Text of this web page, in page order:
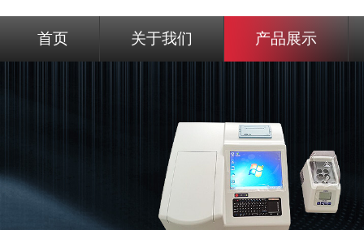
首页 关于我们 产品展示